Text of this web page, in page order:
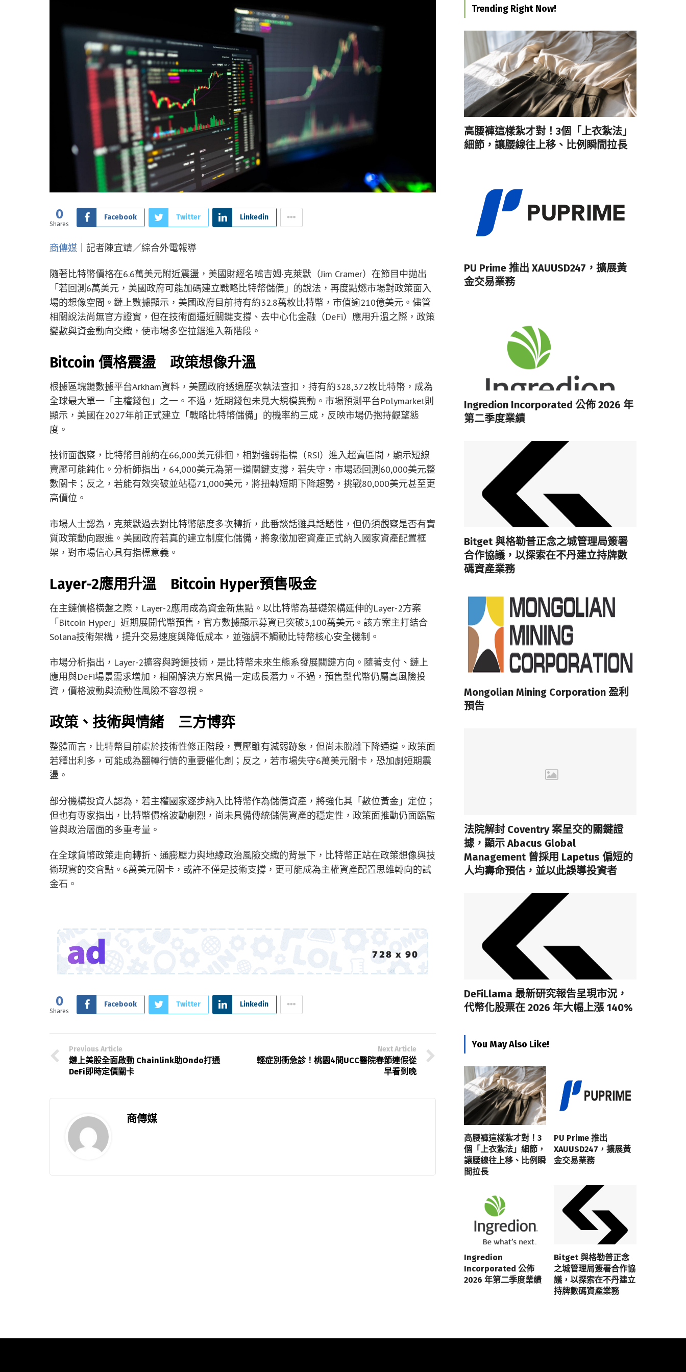
0
Shares
Facebook Twitter Linkedin
商傳媒 ｜記者陳宜靖／綜合外電報導
隨著比特幣價格在6.6萬美元附近震盪，美國財經名嘴吉姆·克萊默（Jim Cramer）在節目中拋出
「若回測6萬美元，美國政府可能加碼建立戰略比特幣儲備」的說法，再度點燃市場對政策面入
場的想像空間。鏈上數據顯示，美國政府目前持有約32.8萬枚比特幣，市值逾210億美元。儘管
相關說法尚無官方證實，但在技術面逼近關鍵支撐、去中心化金融（DeFi）應用升溫之際，政策
變數與資金動向交織，使市場多空拉鋸進入新階段。
Bitcoin 價格震盪 政策想像升溫
根據區塊鏈數據平台Arkham資料，美國政府透過歷次執法查扣，持有約328,372枚比特幣，成為
全球最大單一「主權錢包」之一。不過，近期錢包未見大規模異動。市場預測平台Polymarket則
顯示，美國在2027年前正式建立「戰略比特幣儲備」的機率約三成，反映市場仍抱持觀望態
度。
技術面觀察，比特幣目前約在66,000美元徘徊，相對強弱指標（RSI）進入超賣區間，顯示短線
賣壓可能鈍化。分析師指出，64,000美元為第一道關鍵支撐，若失守，市場恐回測60,000美元整
數關卡；反之，若能有效突破並站穩71,000美元，將扭轉短期下降趨勢，挑戰80,000美元甚至更
高價位。
市場人士認為，克萊默過去對比特幣態度多次轉折，此番談話雖具話題性，但仍須觀察是否有實
質政策動向跟進。美國政府若真的建立制度化儲備，將象徵加密資產正式納入國家資產配置框
架，對市場信心具有指標意義。
Layer-2應用升溫 Bitcoin Hyper預售吸金
在主鏈價格橫盤之際，Layer-2應用成為資金新焦點。以比特幣為基礎架構延伸的Layer-2方案
「Bitcoin Hyper」近期展開代幣預售，官方數據顯示募資已突破3,100萬美元。該方案主打結合
Solana技術架構，提升交易速度與降低成本，並強調不觸動比特幣核心安全機制。
市場分析指出，Layer-2擴容與跨鏈技術，是比特幣未來生態系發展關鍵方向。隨著支付、鏈上
應用與DeFi場景需求增加，相關解決方案具備一定成長潛力。不過，預售型代幣仍屬高風險投
資，價格波動與流動性風險不容忽視。
政策、技術與情緒 三方博弈
整體而言，比特幣目前處於技術性修正階段，賣壓雖有減弱跡象，但尚未脫離下降通道。政策面
若釋出利多，可能成為翻轉行情的重要催化劑；反之，若市場失守6萬美元關卡，恐加劇短期震
盪。
部分機構投資人認為，若主權國家逐步納入比特幣作為儲備資產，將強化其「數位黃金」定位；
但也有專家指出，比特幣價格波動劇烈，尚未具備傳統儲備資產的穩定性，政策面推動仍面臨監
管與政治層面的多重考量。
在全球貨幣政策走向轉折、通膨壓力與地緣政治風險交織的背景下，比特幣正站在政策想像與技
術現實的交會點。6萬美元關卡，或許不僅是技術支撐，更可能成為主權資產配置思維轉向的試
金石。
0
Shares
Facebook Twitter Linkedin
Previous Article
鏈上美股全面啟動 Chainlink助Ondo打通
DeFi即時定價關卡
Next Article
輕症別衝急診！桃園4間UCC醫院春節連假從
早看到晚
商傳媒
Trending Right Now!
高腰褲這樣紮才對！3個「上衣紮法」
細節，讓腰線往上移、比例瞬間拉長
PU Prime 推出 XAUUSD247，擴展黃
金交易業務
Ingredion Incorporated 公佈 2026 年
第二季度業績
Bitget 與格勒普正念之城管理局簽署
合作協議，以探索在不丹建立持牌數
碼資產業務
Mongolian Mining Corporation 盈利
預告
法院解封 Coventry 案呈交的關鍵證
據，顯示 Abacus Global
Management 曾採用 Lapetus 偏短的
人均壽命預估，並以此誤導投資者
DeFiLlama 最新研究報告呈現市況，
代幣化股票在 2026 年大幅上漲 140%
You May Also Like!
高腰褲這樣紮才對！3
個「上衣紮法」細節，
讓腰線往上移、比例瞬
間拉長
PU Prime 推出
XAUUSD247，擴展黃
金交易業務
Ingredion
Incorporated 公佈
2026 年第二季度業績
Bitget 與格勒普正念
之城管理局簽署合作協
議，以探索在不丹建立
持牌數碼資產業務